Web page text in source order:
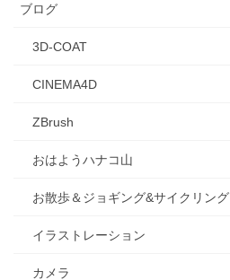
ブログ
3D-COAT
CINEMA4D
ZBrush
おはようハナコ山
お散歩＆ジョギング&サイクリング
イラストレーション
カメラ